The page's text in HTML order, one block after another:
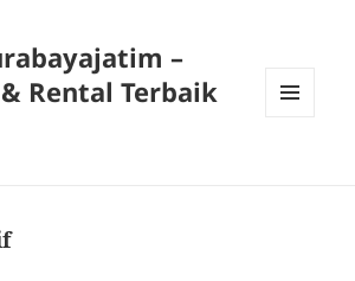
–
Rental Terbaik